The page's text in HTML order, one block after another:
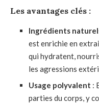
Les avantages clés :
Ingrédients
est enrichie en
qui hydratent,
les agressions
Usage polyvalent :
parties du corps, y